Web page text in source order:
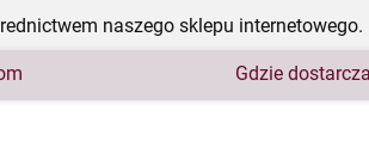
naszego sklepu
Gdzie